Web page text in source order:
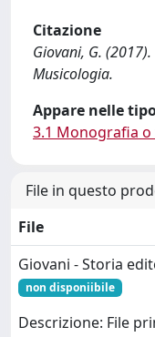
Citazione
Giovani, G.
Musicologia.
Appare nelle
3.1 Monografia
File in questo
File
Giovani - Storia
non disponiibile
Descrizione: File